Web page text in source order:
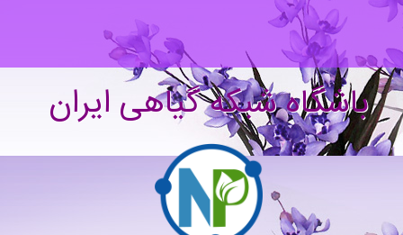
باشگاه شبکه گیاهی ایران